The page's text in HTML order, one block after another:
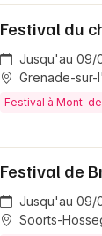
Festival du
Jusqu'au 09/
Grenade-sur-
Festival à Mont-
Festival de
Jusqu'au 09/
Soorts-